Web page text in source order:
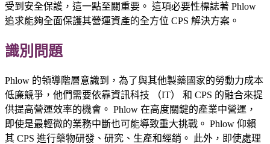
受到安全保護，這一點至關重要。 這項必要性標誌著 Phlow
追求能夠全面保護其營運資產的全方位 CPS 解決方案。
識別問題
Phlow 的領導階層意識到，為了與其他製藥國家的勞動力成本
低廉競爭，他們需要依靠資訊科技 （IT） 和 CPS 的融合來提
供提高營運效率的機會。 Phlow 在高度關鍵的產業中營運，
即使是最輕微的業務中斷也可能導致重大挑戰。 Phlow 仰賴
其 CPS 進行藥物研發、研究、生產和經銷。 此外，即使處理